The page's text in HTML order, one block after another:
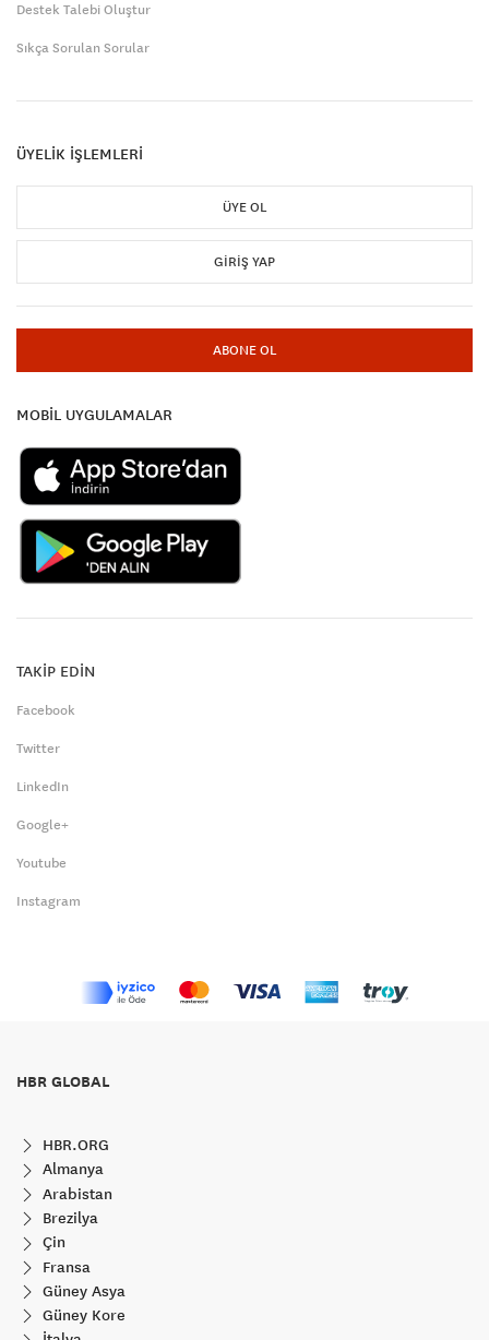
Destek Talebi Oluştur
Sıkça Sorulan Sorular
ÜYELİK İŞLEMLERİ
ÜYE OL
GIRIŞ YAP
ABONE OL
MOBİL UYGULAMALAR
TAKİP EDİN
Facebook
Twitter
LinkedIn
Google+
Youtube
Instagram
HBR GLOBAL
HBR.ORG
Almanya
Arabistan
Brezilya
Çin
Fransa
Güney Asya
Güney Kore